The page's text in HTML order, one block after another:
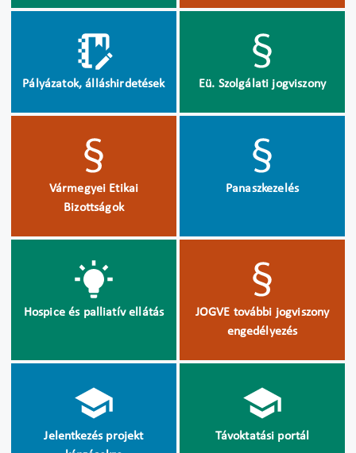
Pályázatok, álláshirdetések Eü. Szolgálati jogviszony
Vármegyei Etikai
Bizottságok
Panaszkezelés
Hospice és palliatív ellátás
JOGVE további jogviszony
engedélyezés
Jelentkezés projekt
Távoktatási portál